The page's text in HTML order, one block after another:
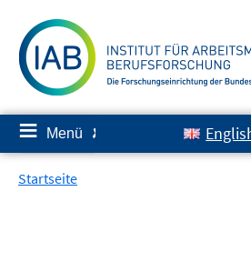
zum
Inhalt
≡ Menü ✘
Startseite